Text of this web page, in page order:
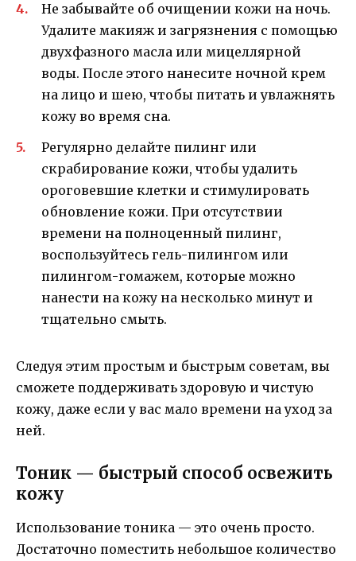
Не забывайте об очищении кожи на ночь.
Удалите макияж и загрязнения с помощью
двухфазного масла или мицеллярной
воды. После этого нанесите ночной крем
на лицо и шею, чтобы питать и увлажнять
кожу во время сна.
Регулярно делайте пилинг или
скрабирование кожи, чтобы удалить
ороговевшие клетки и стимулировать
обновление кожи. При отсутствии
времени на полноценный пилинг,
воспользуйтесь гель-пилингом или
пилингом-гомажем, которые можно
нанести на кожу на несколько минут и
тщательно смыть.
Следуя этим простым и быстрым советам, вы
сможете поддерживать здоровую и чистую
кожу, даже если у вас мало времени на уход за
ней.
Тоник — быстрый способ освежить
кожу
Использование тоника — это очень просто.
Достаточно поместить небольшое количество